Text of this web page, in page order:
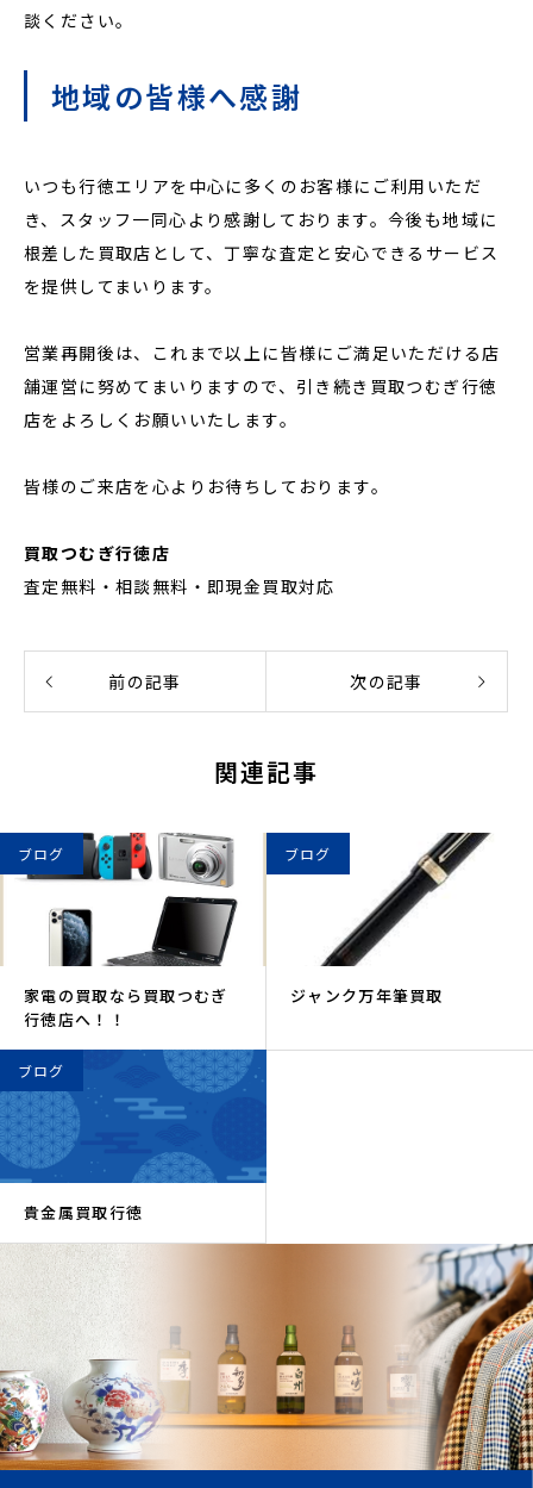
談ください。
地域の皆様へ感謝
いつも行徳エリアを中心に多くのお客様にご利用いただ
き、スタッフ一同心より感謝しております。今後も地域に
根差した買取店として、丁寧な査定と安心できるサービス
を提供してまいります。
営業再開後は、これまで以上に皆様にご満足いただける店
舗運営に努めてまいりますので、引き続き買取つむぎ行徳
店をよろしくお願いいたします。
皆様のご来店を心よりお待ちしております。
買取つむぎ行徳店
査定無料・相談無料・即現金買取対応
前の記事 次の記事
関連記事
ブログ
家電の買取なら買取つむぎ
行徳店へ！！
ブログ
ジャンク万年筆買取
ブログ
貴金属買取行徳